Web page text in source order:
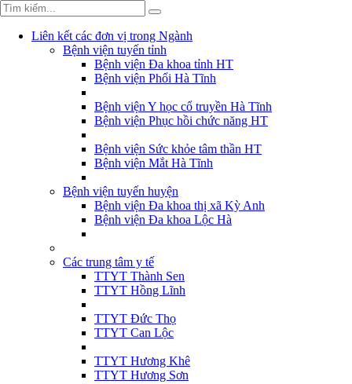
Liên kết các đơn vị trong Ngành
Bệnh viện tuyến tỉnh
Bệnh viện Đa khoa tỉnh HT
Bệnh viện Phổi Hà Tĩnh
Bệnh viện Y học cổ truyền Hà Tĩnh
Bệnh viện Phục hồi chức năng HT
Bệnh viện Sức khỏe tâm thần HT
Bệnh viện Mắt Hà Tĩnh
Bệnh viện tuyến huyện
Bệnh viện Đa khoa thị xã Kỳ Anh
Bệnh viện Đa khoa Lộc Hà
Các trung tâm y tế
TTYT Thành Sen
TTYT Hồng Lĩnh
TTYT Đức Thọ
TTYT Can Lộc
TTYT Hương Khê
TTYT Hương Sơn